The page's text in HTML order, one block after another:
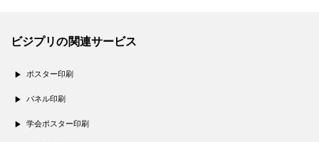
ビジプリの関連サービス
ポスター印刷
パネル印刷
学会ポスター印刷